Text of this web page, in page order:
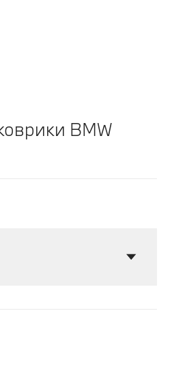
BMW